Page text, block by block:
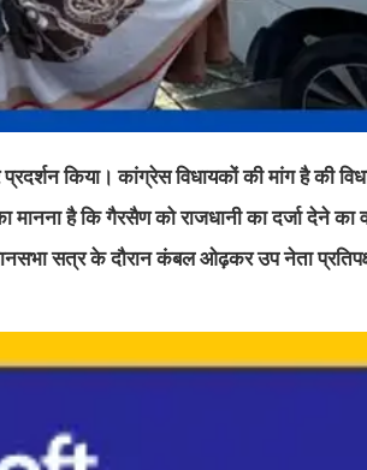
किया। कांग्रेस विधायकों की मांग है की
है कि गैरसैण को राजधानी का दर्जा देने का
सत्र के दौरान कंबल ओढ़कर उप नेता